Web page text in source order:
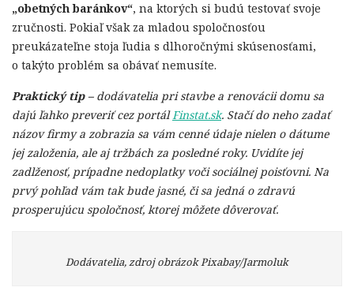
„obetných baránkov“, na ktorých si budú testovať svoje
zručnosti. Pokiaľ však za mladou spoločnosťou
preukázateľne stoja ľudia s dlhoročnými skúsenosťami,
o takýto problém sa obávať nemusíte.
Praktický tip – dodávatelia pri stavbe a renovácii domu sa
dajú ľahko preveriť cez portálFinstat.sk. Stačí do neho zadať
názov firmy a zobrazia sa vám cenné údaje nielen o dátume
jej založenia, ale aj tržbách za posledné roky. Uvidíte jej
zadlženosť, prípadne nedoplatky voči sociálnej poisťovni. Na
prvý pohľad vám tak bude jasné, či sa jedná o zdravú
prosperujúcu spoločnosť, ktorej môžete dôverovať.
Dodávatelia, zdroj obrázok Pixabay/Jarmoluk